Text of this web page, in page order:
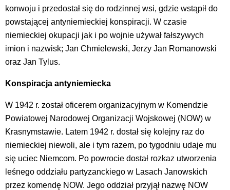
konwoju i przedostał się do rodzinnej wsi, gdzie wstąpił do
powstającej antyniemieckiej konspiracji. W czasie
niemieckiej okupacji jak i po wojnie używał fałszywych
imion i nazwisk; Jan Chmielewski, Jerzy Jan Romanowski
oraz Jan Tylus.
Konspiracja antyniemiecka
W 1942 r. został oficerem organizacyjnym w Komendzie
Powiatowej Narodowej Organizacji Wojskowej (NOW) w
Krasnymstawie. Latem 1942 r. dostał się kolejny raz do
niemieckiej niewoli, ale i tym razem, po tygodniu udaje mu
się uciec Niemcom. Po powrocie dostał rozkaz utworzenia
leśnego oddziału partyzanckiego w Lasach Janowskich
przez komendę NOW. Jego oddział przyjął nazwę NOW